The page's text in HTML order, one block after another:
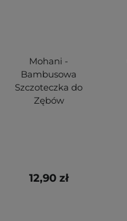
Mohani -
Bambusowa
Szczoteczka do
Zębów
12,90 zł